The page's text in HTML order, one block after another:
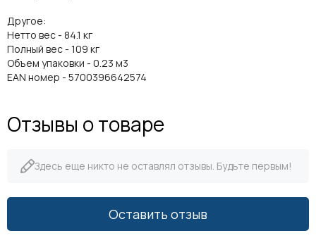
Другое:
Нетто вес - 84.1 кг
Полный вес - 109 кг
Объем упаковки - 0.23 м3
EAN номер - 5700396642574
Отзывы о товаре
Здесь еще никто не оставлял отзывы. Будьте первым!
Оставить отзыв